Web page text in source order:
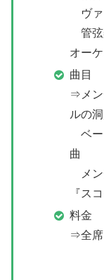
ヴァ
管弦
オー
曲目
⇒メン
ルの洞
ベー
曲
メン
『ス
料金
⇒全席